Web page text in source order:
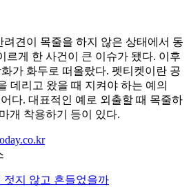
려견이 목줄을 하지 않은 상태에서 동
르게 한 사건이 큰 이슈가 됐다. 이후
가 화두로 떠올랐다. 펫티켓이란 공
데리고 왔을 때 지켜야 하는 예의
다. 대표적인 예로 외출할 때 목줄하
개 착용하기 등이 있다.
젓지 않고 흔들었을까